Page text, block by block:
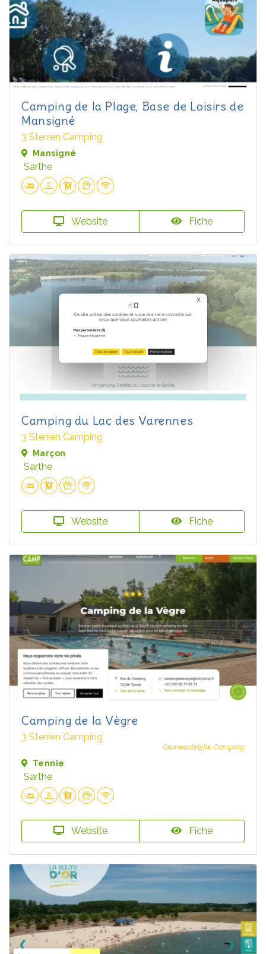
Camping de la Plage, Base de Loisirs de
Mansigné
3 Sterren Camping
Mansigné
Sarthe
Website Fiche
Camping du Lac des Varennes
3 Sterren Camping
Marçon
Sarthe
Website Fiche
Camping de la Vègre
3 Sterren Camping
Gemeentelijke Camping
Tennie
Sarthe
Website Fiche